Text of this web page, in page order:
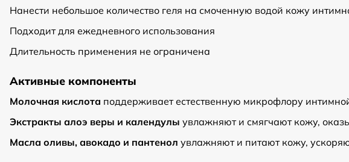
Нанести небольшое количество геля на смоченную водой кожу
Подходит для ежедневного использования
Длительность применения не ограничена
Активные компоненты
Молочная кислота поддерживает естественную микрофлору
Экстракты алоэ веры и календулы увлажняют и смягчают кожу,
Масла оливы, авокадо и пантенол увлажняют и питают кожу,